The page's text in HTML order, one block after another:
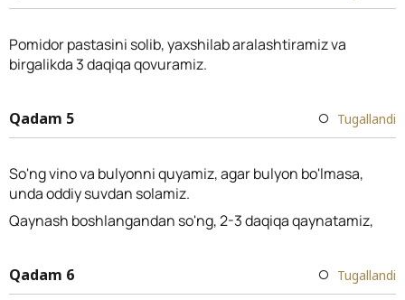
Pomidor pastasini solib, yaxshilab aralashtiramiz va
birgalikda 3 daqiqa qovuramiz.
Qadam 5 Tugallandi
So'ng vino va bulyonni quyamiz, agar bulyon bo'lmasa,
unda oddiy suvdan solamiz.
Qaynash boshlangandan so'ng, 2-3 daqiqa qaynatamiz,
Qadam 6 Tugallandi